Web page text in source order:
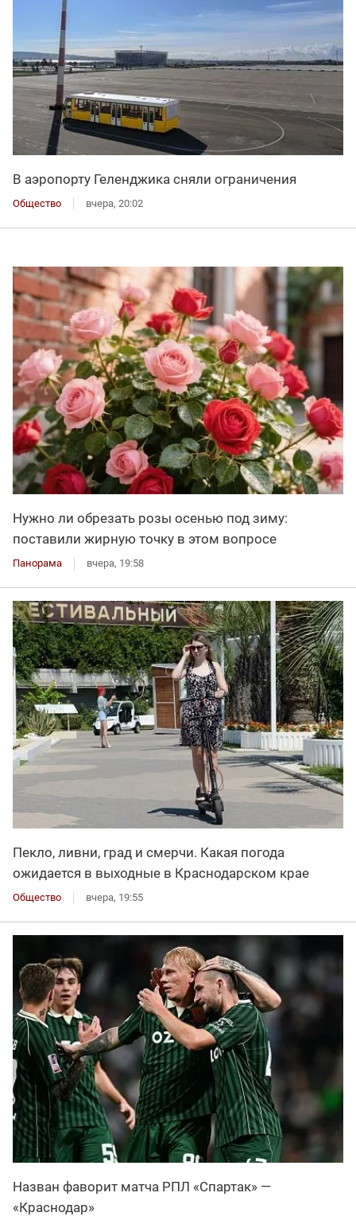
В аэропорту Геленджика сняли ограничения
Общество вчера, 20:02
Нужно ли обрезать розы осенью под зиму:
поставили жирную точку в этом вопросе
Панорама вчера, 19:58
Пекло, ливни, град и смерчи. Какая погода
ожидается в выходные в Краснодарском крае
Общество вчера, 19:55
Назван фаворит матча РПЛ «Спартак» —
«Краснодар»